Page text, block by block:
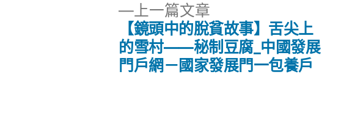
上一篇文章
一
篇
文
【鏡頭中的脫貧故事】舌尖上
的雪村——秘制豆腐_中國發展
門戶網－國家發展門一包養戶